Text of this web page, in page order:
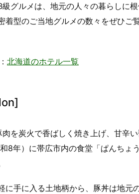
グルメは、地元の人々の暮らしに
型のご当地グルメの数々をぜひご
北海道のホテル一覧
を炭火で香ばしく焼き上げ、甘辛
8年）に帯広市内の食堂「ぱんちょ
手に入る土地柄から、豚丼は地元